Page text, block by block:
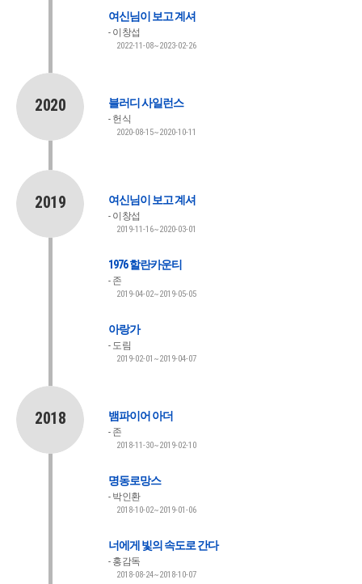
여신님이 보고 계셔
이창섭
2022-11-08~2023-02-26
2020 블러디 사일런스
헌식
2020-08-15~2020-10-11
2019 여신님이 보고 계셔
이창섭
2019-11-16~2020-03-01
1976 할란카운티
존
2019-04-02~2019-05-05
아랑가
도림
2019-02-01~2019-04-07
2018 뱀파이어 아더
존
2018-11-30~2019-02-10
명동로망스
박인환
2018-10-02~2019-01-06
너에게 빛의 속도로 간다
홍감독
2018-08-24~2018-10-07